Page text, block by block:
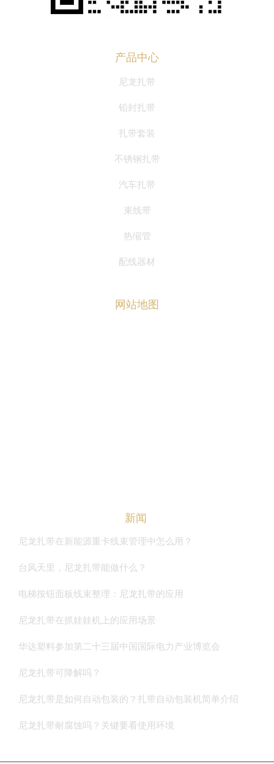
产品中心
尼龙扎带
铅封扎带
扎带套装
不锈钢扎带
汽车扎带
束线带
热缩管
配线器材
网站地图
新闻
尼龙扎带在新能源重卡线束管理中怎么用？
台风天里，尼龙扎带能做什么？
电梯按钮面板线束整理：尼龙扎带的应用
尼龙扎带在抓娃娃机上的应用场景
华达塑料参加第二十三届中国国际电力产业博览会
尼龙扎带可降解吗？
尼龙扎带是如何自动包装的？扎带自动包装机简单介绍
尼龙扎带耐腐蚀吗？关键要看使用环境